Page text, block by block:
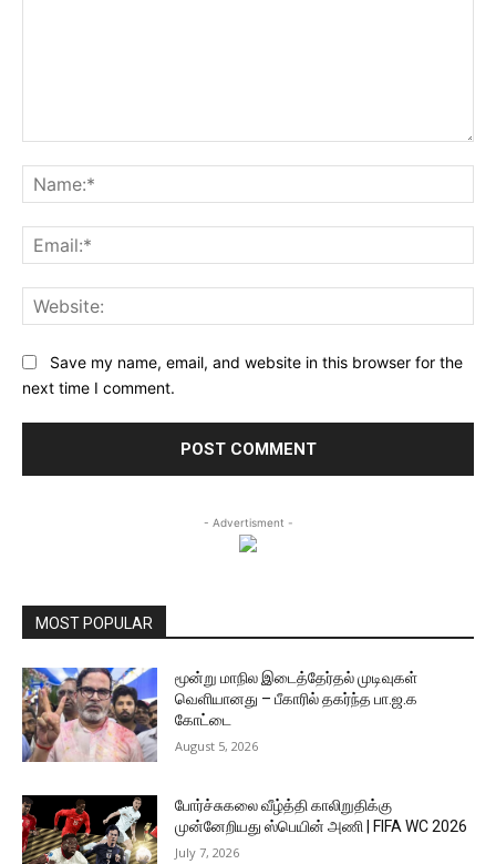
Save my name, email, and website in this browser for the
next time I comment.
- Advertisment -
MOST POPULAR
மூன்று மாநில இடைத்தேர்தல் முடிவுகள்
வெளியானது – பீகாரில் தகர்ந்த பா.ஜ.க
கோட்டை
August 5, 2026
போர்ச்சுகலை வீழ்த்தி காலிறுதிக்கு
முன்னேறியது ஸ்பெயின் அணி | FIFA WC 2026
July 7, 2026